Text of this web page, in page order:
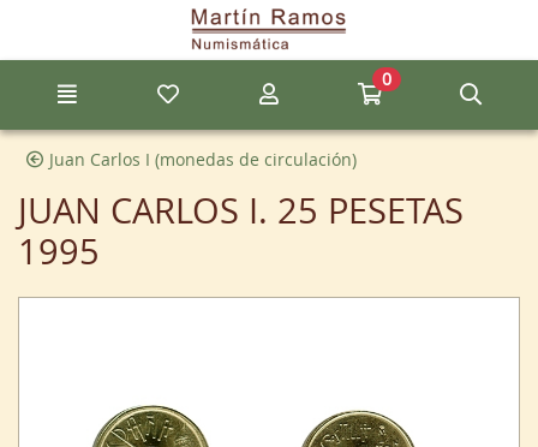
Ir al contenido principal de la página
Mis artículos favoritos
Mi cuentaIr a mi compra
0
Juan Carlos I (monedas de circulación)
JUAN CARLOS I. 25 PESETAS
1995